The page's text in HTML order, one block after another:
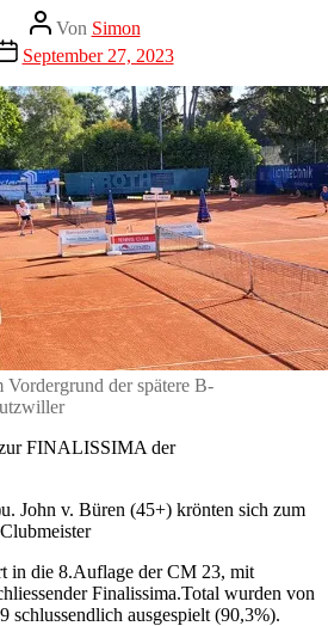
Beitragsautor
Von Simon
September 27, 2023
der spätere B-
FINALISSIMA der
John v. Büren (45+) krönten sich zum
in die 8.Auflage der CM 23, mit
Finalissima.Total wurden von
schlussendlich ausgespielt (90,3%).